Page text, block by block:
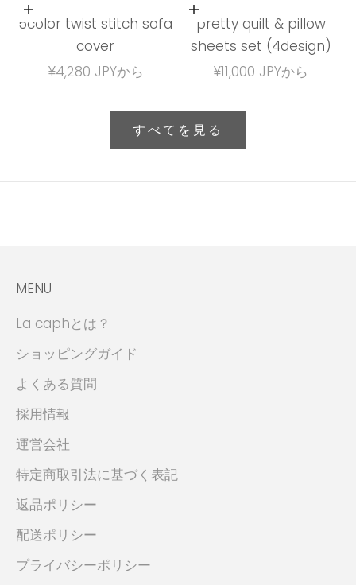
オプションを選択
5color twist stitch sofa
cover
セール価格
¥4,280 JPYから
オプションを選択
pretty quilt & pillow
sheets set (4design)
セール価格
¥11,000 JPYから
すべてを見る
MENU
La caphとは？
ショッピングガイド
よくある質問
採用情報
運営会社
特定商取引法に基づく表記
返品ポリシー
配送ポリシー
プライバシーポリシー